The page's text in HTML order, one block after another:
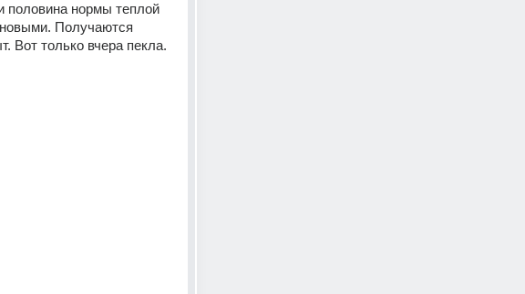
нормы теплой
Получаются
Вот только вчера пекла.